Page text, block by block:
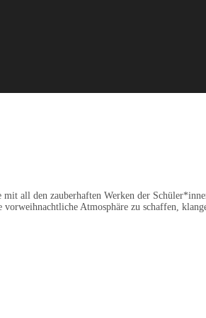
all den zauberhaften Werken der
Atmosphäre zu schaffen,